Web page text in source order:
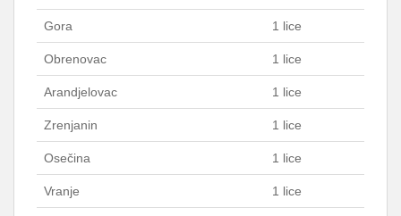
Gora 1 lice
Obrenovac 1 lice
Arandjelovac 1 lice
Zrenjanin 1 lice
Osečina 1 lice
Vranje 1 lice